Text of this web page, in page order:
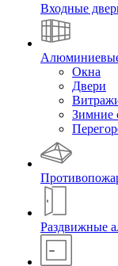
Входные
Окна
Двери
Зимние
Раздвижные